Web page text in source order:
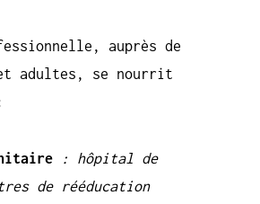
auprès de
adultes, se nourrit
: hôpital de
de rééducation